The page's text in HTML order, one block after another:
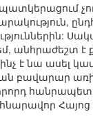
անհրաժեշտ է
է նա ասել
բավարար առիթ
Հայոց